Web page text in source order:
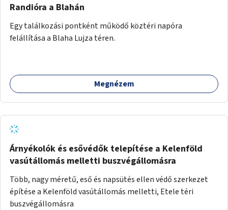
Randióra a Blahán
Egy találkozási pontként működő köztéri napóra
felállítása a Blaha Lujza téren.
Megnézem
Árnyékolók és esővédők telepítése a Kelenföld
vasútállomás melletti buszvégállomásra
Több, nagy méretű, eső és napsütés ellen védő szerkezet
építése a Kelenföld vasútállomás melletti, Etele téri
buszvégállomásra